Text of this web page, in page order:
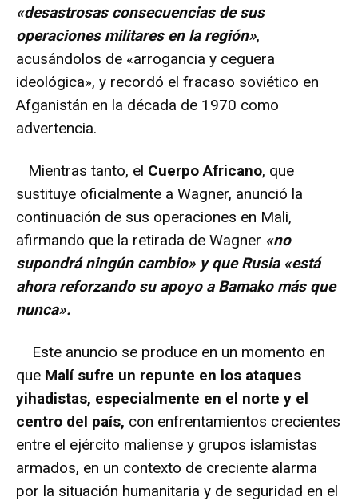
«desastrosas consecuencias de sus
operaciones militares en la región»,
acusándolos de «arrogancia y ceguera
ideológica», y recordó el fracaso soviético en
Afganistán en la década de 1970 como
advertencia.
Mientras tanto, el Cuerpo Africano, que
sustituye oficialmente a Wagner, anunció la
continuación de sus operaciones en Mali,
afirmando que la retirada de Wagner «no
supondrá ningún cambio» y que Rusia «está
ahora reforzando su apoyo a Bamako más que
nunca».
Este anuncio se produce en un momento en
que Malí sufre un repunte en los ataques
yihadistas, especialmente en el norte y el
centro del país, con enfrentamientos crecientes
entre el ejército maliense y grupos islamistas
armados, en un contexto de creciente alarma
por la situación humanitaria y de seguridad en el